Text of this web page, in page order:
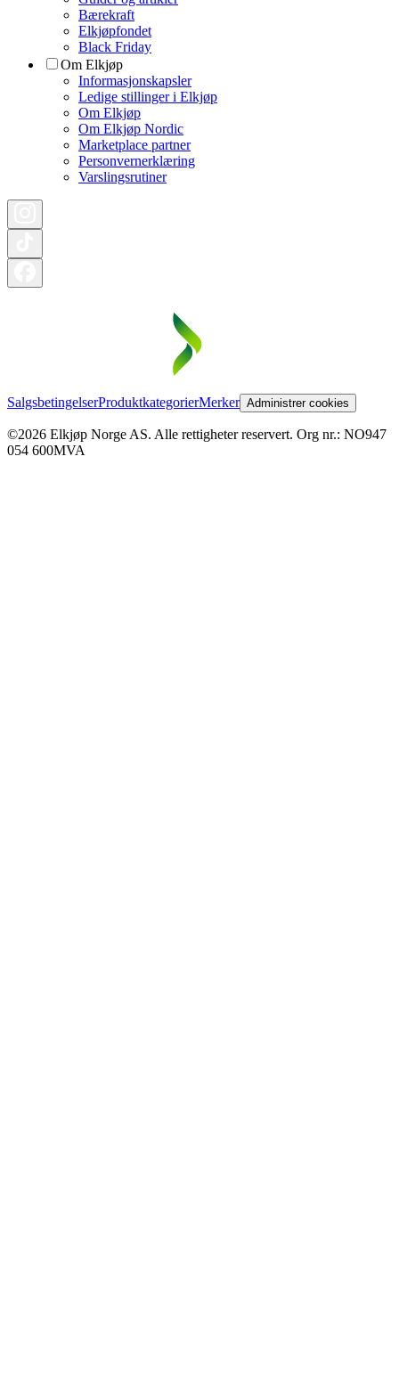
Bærekraft
Elkjøpfondet
Black Friday
Om Elkjøp
Informasjonskapsler
Ledige stillinger i Elkjøp
Om Elkjøp
Om Elkjøp Nordic
Marketplace partner
Personvernerklæring
Varslingsrutiner
SalgsbetingelserProduktkategorierMerker Administrer cookies
©2026 Elkjøp Norge AS. Alle rettigheter reservert. Org nr.: NO947
054 600MVA